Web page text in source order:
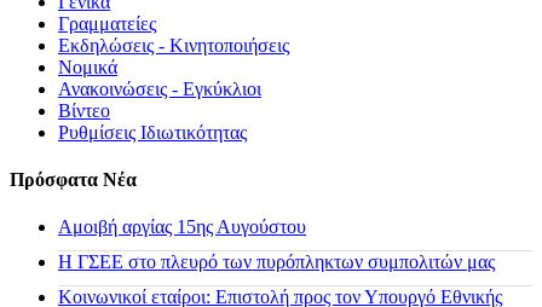
Γραμματείες
Εκδηλώσεις - Κινητοποιήσεις
Νομικά
Ανακοινώσεις - Εγκύκλιοι
Βίντεο
Ρυθμίσεις Ιδιωτικότητας
Πρόσφατα Νέα
Αμοιβή αργίας 15ης Αυγούστου
H ΓΣΕΕ στο πλευρό των πυρόπληκτων συμπολιτών μας
Κοινωνικοί εταίροι: Επιστολή προς τον Υπουργό Εθνικής